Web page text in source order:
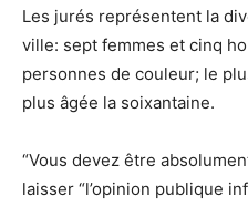
Les jurés représentent la
ville: sept femmes et cinq
personnes de couleur; le
plus âgée la soixantaine.
“Vous devez être
laisser “l’opinion publique